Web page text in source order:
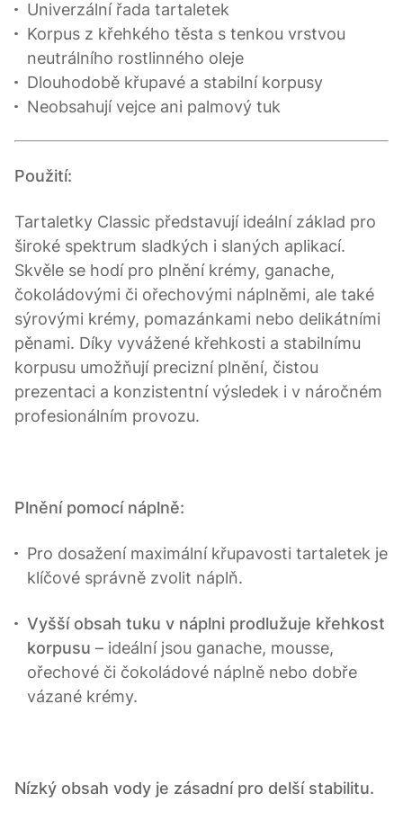
Univerzální řada tartaletek
Korpus z křehkého těsta s tenkou vrstvou
neutrálního rostlinného oleje
Dlouhodobě křupavé a stabilní korpusy
Neobsahují vejce ani palmový tuk
Použití:
Tartaletky Classic představují ideální základ pro
široké spektrum sladkých i slaných aplikací.
Skvěle se hodí pro plnění krémy, ganache,
čokoládovými či ořechovými náplněmi, ale také
sýrovými krémy, pomazánkami nebo delikátními
pěnami. Díky vyvážené křehkosti a stabilnímu
korpusu umožňují precizní plnění, čistou
prezentaci a konzistentní výsledek i v náročném
profesionálním provozu.
Plnění pomocí náplně:
Pro dosažení maximální křupavosti tartaletek je
klíčové správně zvolit náplň.
Vyšší obsah tuku v náplni prodlužuje křehkost
korpusu – ideální jsou ganache, mousse,
ořechové či čokoládové náplně nebo dobře
vázané krémy.
Nízký obsah vody je zásadní pro delší stabilitu.